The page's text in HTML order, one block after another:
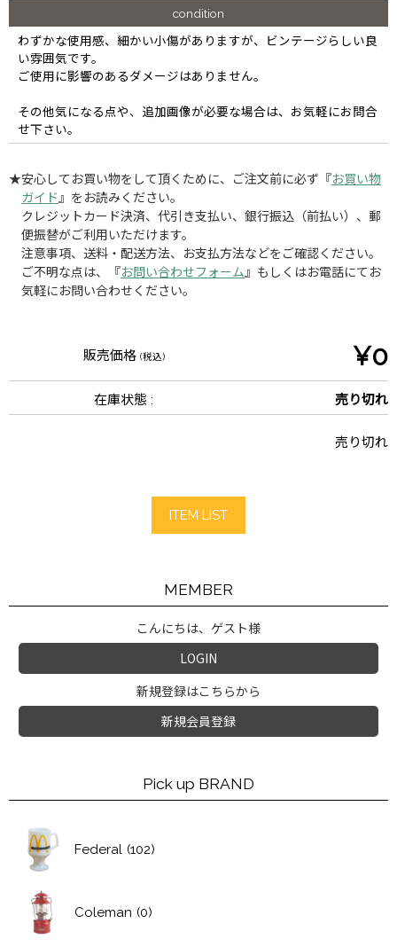
condition
わずかな使用感、細かい小傷がありますが、ビンテージらしい良
い雰囲気です。
ご使用に影響のあるダメージはありません。
その他気になる点や、追加画像が必要な場合は、お気軽にお問合
せ下さい。
★安心してお買い物をして頂くために、ご注文前に必ず『お買い物
ガイド 』をお読みください。
クレジットカード決済、代引き支払い、銀行振込（前払い）、郵
便振替がご利用いただけます。
注意事項、送料・配送方法、お支払方法などをご確認ください。
ご不明な点は、『お問い合わせフォーム 』もしくはお電話にてお
気軽にお問い合わせください。
販売価格 (税込) ¥0
在庫状態 : 売り切れ
売り切れ
ITEM LIST
MEMBER
こんにちは、ゲスト様
LOGIN
新規登録はこちらから
新規会員登録
Pick up BRAND
Federal (102)
Coleman (0)